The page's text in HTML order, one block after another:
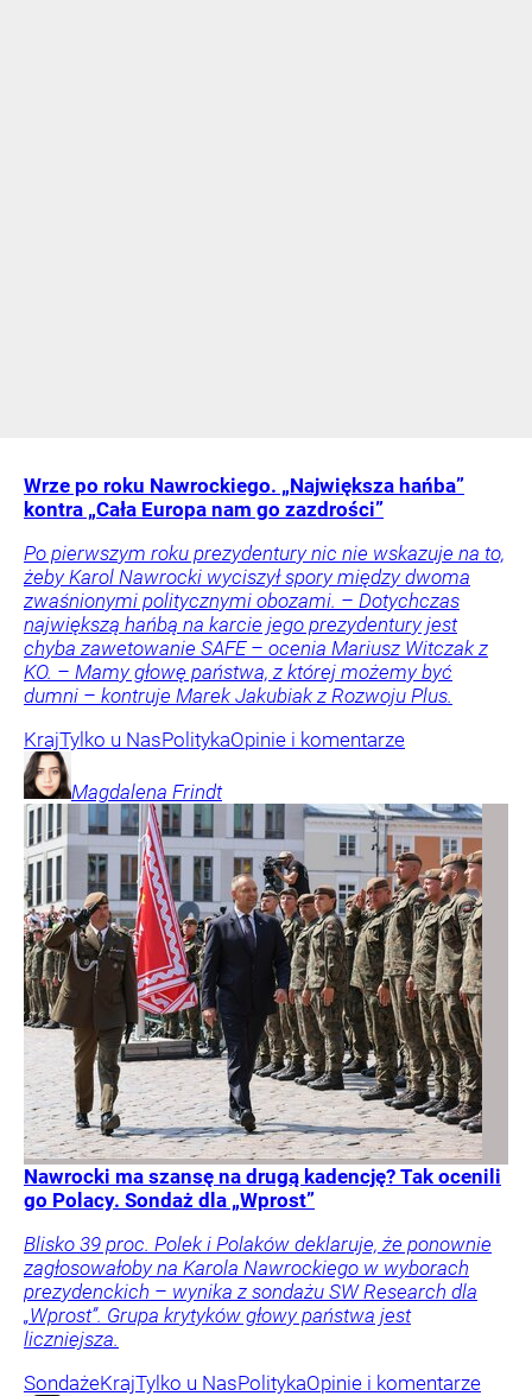
Wrze po roku Nawrockiego. „Największa hańba”
kontra „Cała Europa nam go zazdrości”
Po pierwszym roku prezydentury nic nie wskazuje na to,
żeby Karol Nawrocki wyciszył spory między dwoma
zwaśnionymi politycznymi obozami. – Dotychczas
największą hańbą na karcie jego prezydentury jest
chyba zawetowanie SAFE – ocenia Mariusz Witczak z
KO. – Mamy głowę państwa, z której możemy być
dumni – kontruje Marek Jakubiak z Rozwoju Plus.
KrajTylko u NasPolitykaOpinie i komentarze
Magdalena Frindt
Nawrocki ma szansę na drugą kadencję? Tak ocenili
go Polacy. Sondaż dla „Wprost”
Blisko 39 proc. Polek i Polaków deklaruje, że ponownie
zagłosowałoby na Karola Nawrockiego w wyborach
prezydenckich – wynika z sondażu SW Research dla
„Wprost”. Grupa krytyków głowy państwa jest
liczniejsza.
SondażeKrajTylko u NasPolitykaOpinie i komentarze